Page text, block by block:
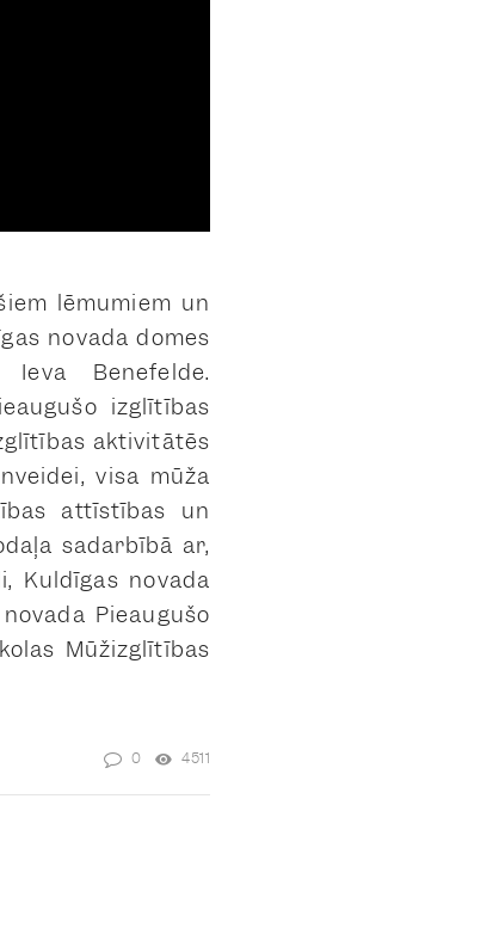
lēmumiem un
novada domes
Benefelde.
izglītības
aktivitātēs
visa mūža
attīstības un
sadarbībā ar,
Kuldīgas novada
Pieaugušo
Mūžizglītības
0 4511